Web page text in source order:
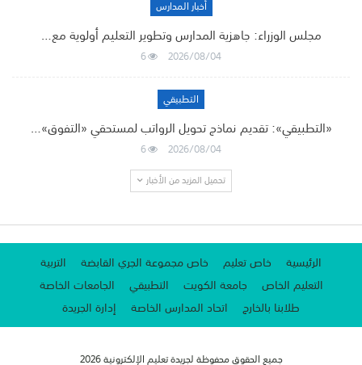
أخبار المدارس
مجلس الوزراء: جاهزية المدارس وتطوير التعليم أولوية مع…
2026/08/04
6
التطبيقي
«التطبيقي»: تقديم نماذج تحويل الرواتب لمستحقي «التفوق»…
2026/08/04
6
تحميل المزيد من الأخبار
الرئيسية خاص تعليم خاص مجموعة الجري القابضة
التربية
التعليم الخاص
جامعة الكويت التطبيقي
الجامعات الخاصة
طلابنا بالخارج
اتحاد المدارس الخاصة إدارة الجريدة
جميع الحقوق محفوظة لجريدة تعليم الإلكترونية 2026